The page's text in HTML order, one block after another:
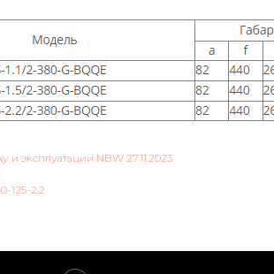
и эксплуатации NBW 27.11.2023
125-2,2